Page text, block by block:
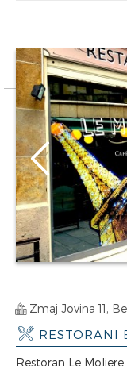
Zmaj Jovina 11,
RESTORANI
Restoran Le